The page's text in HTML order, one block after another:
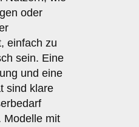
oder
einfach zu
sein. Eine
und eine
sind klare
Modelle mit